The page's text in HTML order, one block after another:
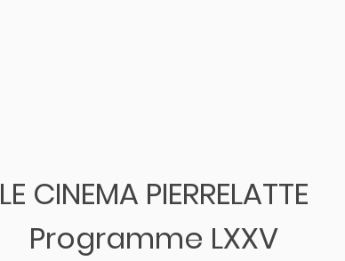
LE CINEMA PIERRELATTE
Programme LXXV